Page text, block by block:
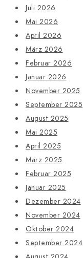
Juli 2026
Mai 2026
April 2026
März 2026
Februar 2026
Januar 2026
November 2025
September 2025
August 2025
Mai 2025
April 2025
März 2025
Februar 2025
Januar 2025
Dezember 2024
November 2024
Oktober 2024
September 2024